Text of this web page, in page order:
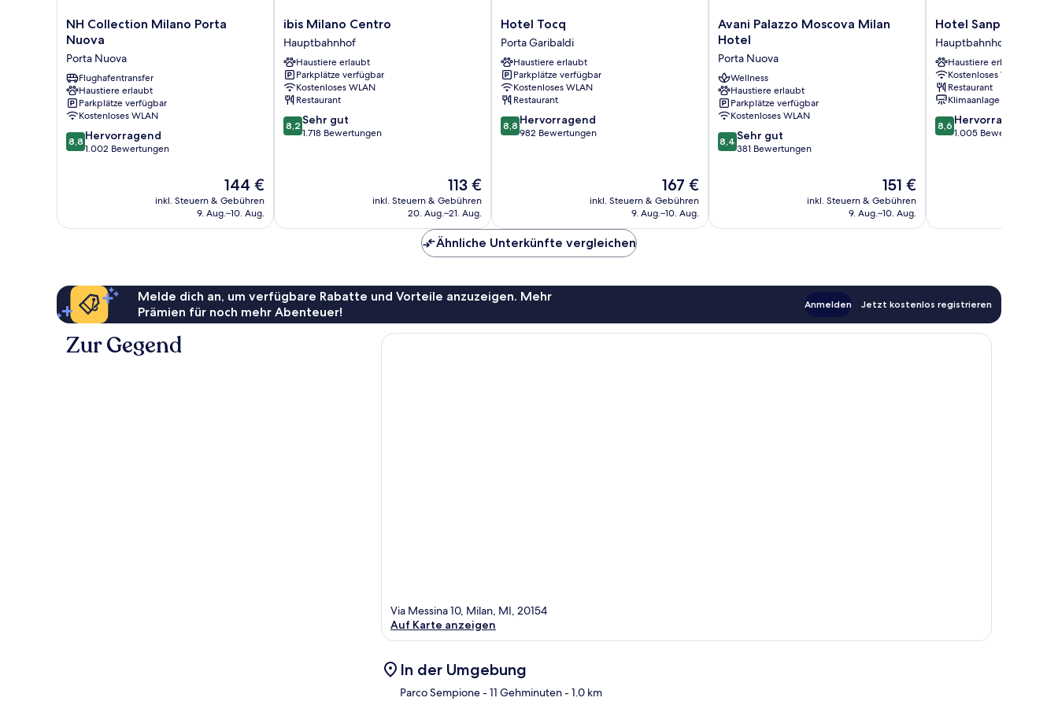
NH
Collection
Porta
Nuova
Porta
Nuova
NH Collection Milano Porta
Nuova
Porta Nuova
Flughafentransfer
Haustiere erlaubt
Parkplätze verfügbar
Kostenloses WLAN
8.8
von
8,8 Hervorragend
1.002 Bewertungen
Der
Preis
beträgt
144 €
inkl. Steuern & Gebühren
9. Aug.–10. Aug.
ibis
Milano
Centro
Hauptbahnhof
ibis Milano Centro
Hauptbahnhof
Haustiere erlaubt
Parkplätze verfügbar
Kostenloses WLAN
Restaurant
8.2
von
8,2 Sehr gut
1.718 Bewertungen
Der
Preis
beträgt
113 €
inkl. Steuern & Gebühren
20. Aug.–21. Aug.
Hotel
Tocq
Porta
Garibaldi
Hotel Tocq
Porta Garibaldi
Haustiere erlaubt
Parkplätze verfügbar
Kostenloses WLAN
Restaurant
8.8
von
8,8 Hervorragend
982 Bewertungen
Der
Preis
beträgt
167 €
inkl. Steuern & Gebühren
9. Aug.–10. Aug.
Avani
Palazzo
Milan
Hotel
Porta
Nuova
Avani Palazzo Moscova Milan
Hotel
Porta Nuova
Wellness
Haustiere erlaubt
Parkplätze verfügbar
Kostenloses WLAN
8.4
von
8,4 Sehr gut
381 Bewertungen
Der
Preis
beträgt
151 €
inkl. Steuern & Gebühren
9. Aug.–10. Aug.
Hotel
Sanpi
Milano
Hauptbahnhof
Hotel Sanpi Milano
Hauptbahnhof
Haustiere erlaubt
Kostenloses WLAN
Restaurant
Klimaanlage
8.6
von
8,6 Hervorragend
1.005 Bewertungen
Ähnliche Unterkünfte vergleichen
Melde dich an, um verfügbare Rabatte und Vorteile anzuzeigen. Mehr
Prämien für noch mehr Abenteuer!
Anmelden Jetzt kostenlos registrieren
Zur Gegend
Via Messina 10, Milan, MI, 20154
Auf Karte anzeigen
In der Umgebung
Parco Sempione- 11 Gehminuten- 1.0 km